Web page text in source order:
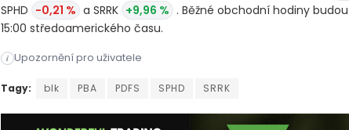
SPHD -0,21 % a SRRK +9,96 % . Běžné obchodní hodiny
15:00 středoamerického času.
Nová texaská burza Texas Stock Exchange se sídlem v
i Upozornění pro uživatele
Nová texaská burza Texas Stock Exchange (TXSE) se sídlem
Tagy: blk PBA PDFS SPHD SRRK